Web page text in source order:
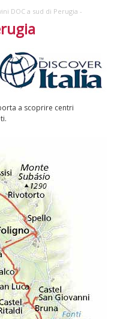
DOC a sud di Perugia -
a scoprire centri